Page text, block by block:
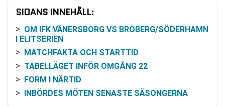
SIDANS INNEHÅLL:
OM IFK VÄNERSBORG VS BROBERG/SÖDERHAMN
I ELITSERIEN
MATCHFAKTA OCH STARTTID
TABELLÄGET INFÖR OMGÅNG 22
FORM I NÄRTID
INBÖRDES MÖTEN SENASTE SÄSONGERNA